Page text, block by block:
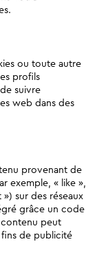
ou toute autre
profils
suivre
web dans des
provenant de
exemple, « like »,
sur des réseaux
grâce un code
peut
de publicité